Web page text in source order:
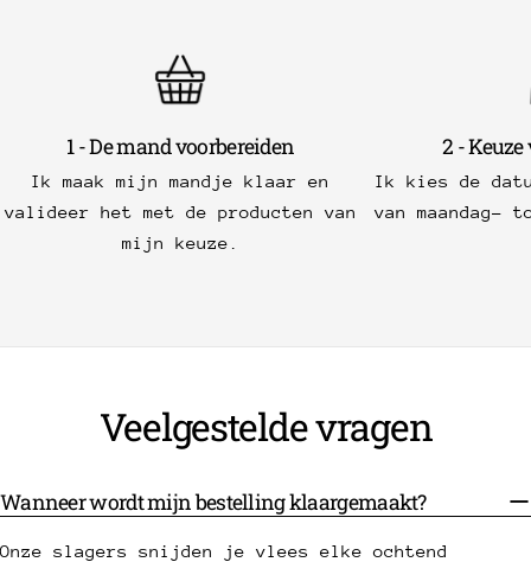
1 - De mand voorbereiden
Ik maak mijn mandje klaar en
valideer het met de producten van
mijn keuze.
2 -
Ik kies de
van maandag-
Veelgestelde vragen
Wanneer wordt mijn bestelling klaargemaakt?
Onze slagers snijden je vlees elke ochtend